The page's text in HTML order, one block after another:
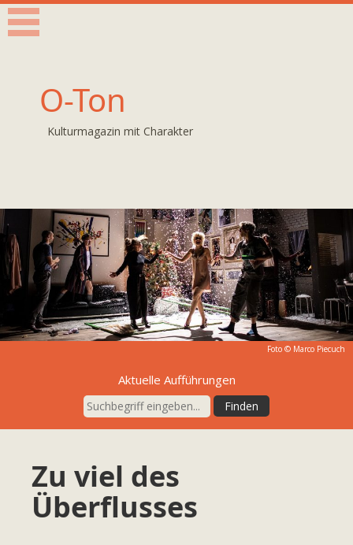
O-Ton
Kulturmagazin mit Charakter
Foto © Marco Piecuch
Aktuelle Aufführungen
Zu viel des
Überflusses